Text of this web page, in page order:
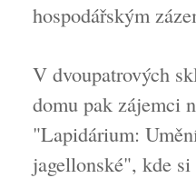
hospodářským
V dvoupatrových
domu pak zájemci
"Lapidárium:
jagellonské", kde